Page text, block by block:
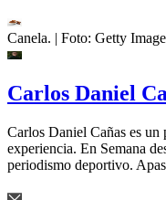
Canela. | Foto: Getty
Carlos Daniel
Carlos Daniel Cañas es un
experiencia. En Semana
periodismo deportivo.